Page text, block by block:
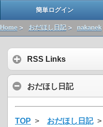
簡単ログイン
Home > おだほし日記> nakanek
RSS Links
おだほし日記
TOP > おだほし日記>